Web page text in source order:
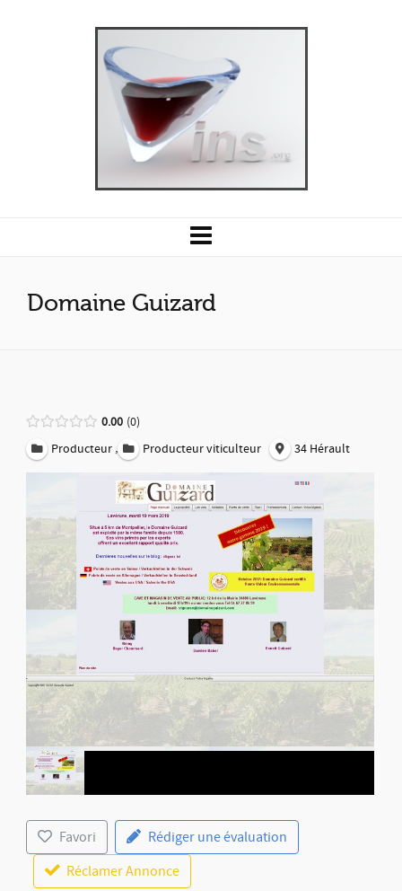
Domaine Guizard
0.00 0
Producteur , Producteur viticulteur 34 Hérault
Favori
Rédiger une évaluation
Réclamer Annonce